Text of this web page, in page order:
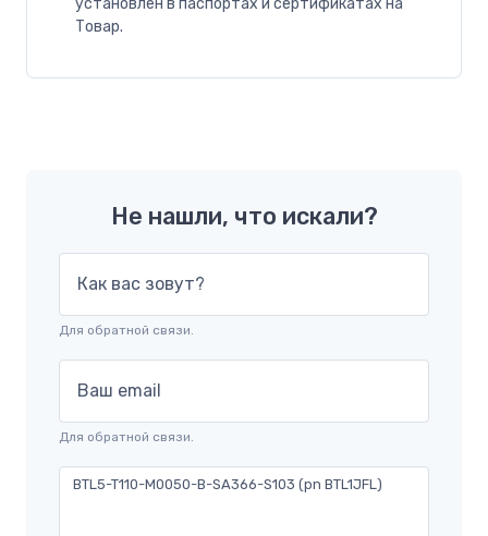
Товар.
Не нашли, что искали?
Как вас зовут?
Для обратной связи.
Ваш email
Для обратной связи.